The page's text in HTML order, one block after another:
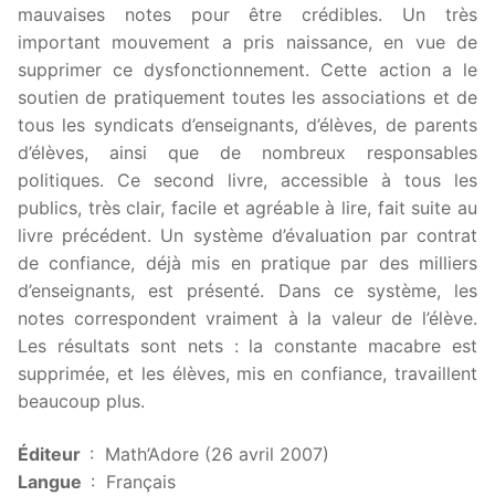
mauvaises notes pour être crédibles. Un très
important mouvement a pris naissance, en vue de
supprimer ce dysfonctionnement. Cette action a le
soutien de pratiquement toutes les associations et de
tous les syndicats d’enseignants, d’élèves, de parents
d’élèves, ainsi que de nombreux responsables
politiques. Ce second livre, accessible à tous les
publics, très clair, facile et agréable à lire, fait suite au
livre précédent. Un système d’évaluation par contrat
de confiance, déjà mis en pratique par des milliers
d’enseignants, est présenté. Dans ce système, les
notes correspondent vraiment à la valeur de l’élève.
Les résultats sont nets : la constante macabre est
supprimée, et les élèves, mis en confiance, travaillent
beaucoup plus.
: ‎ Math’Adore (26 avril 2007)
: ‎ Français